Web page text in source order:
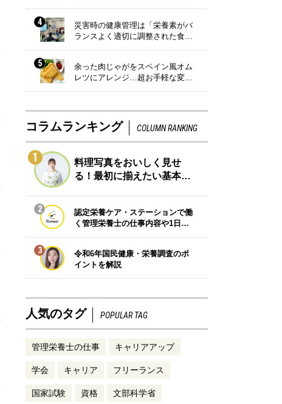
4
災害時の健康管理は「栄養素がバ
ランスよく適切に調整された食…
5
余った肉じゃがをスペイン風オム
レツにアレンジ…超お手軽な変…
コラムランキング COLUMN RANKING
1
料理写真をおいしく見せ
る！最初に揃えたい基本…
2
認定栄養ケア・ステーションで働
く管理栄養士の仕事内容や1日…
3
令和6年国民健康・栄養調査のポ
イントを解説
人気のタグ POPULAR TAG
管理栄養士の仕事 キャリアアップ
学会 キャリア フリーランス
国家試験 資格 文部科学省